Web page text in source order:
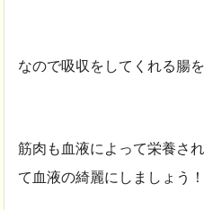
なので吸収をしてくれる腸
筋肉も血液によって栄養さ
て血液の綺麗にしましょう！